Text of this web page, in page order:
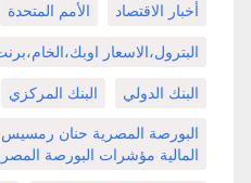
أخبار الاقتصاد الأمم المتحدة
البترول،الاسعار
البنك الدولي البنك المركزي
البورصة المصرية حنان رمسيس
المالية مؤشرات البورصة